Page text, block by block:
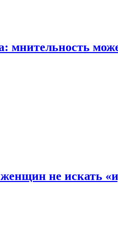
мнительность
не искать